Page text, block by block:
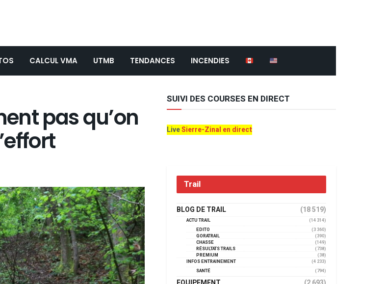
CALCUL VMA UTMB TENDANCES INCENDIES
pas qu’on
SUIVI DES COURSES EN DIRECT
LiveSierre-Zinal en direct
Trail
BLOG DE TRAIL (18 519)
ACTU TRAIL
(14 314)
EDITO
(3 360)
GORATRAIL
(390)
CHASSE
(149)
RÉSULTATS TRAILS
(738)
PREMIUM
(38)
INFOS ENTRAINEMENT
(4 233)
SANTÉ
(794)